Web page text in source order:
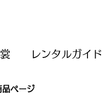
レンタルガイド
品ページ